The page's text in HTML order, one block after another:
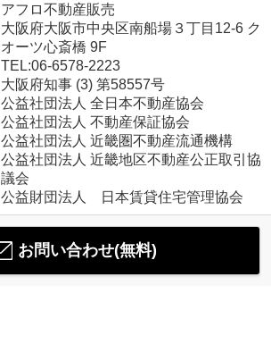
アフロ不動産販売
大阪府大阪市中央区南船場３丁目12-6 ク
オーツ心斎橋 9F
TEL:06-6578-2223
大阪府知事 (3) 第58557号
公益社団法人 全日本不動産協会
公益社団法人 不動産保証協会
公益社団法人 近畿圏不動産流通機構
公益社団法人 近畿地区不動産公正取引協
議会
公益財団法人 日本賃貸住宅管理協会
お問い合わせ(無料)